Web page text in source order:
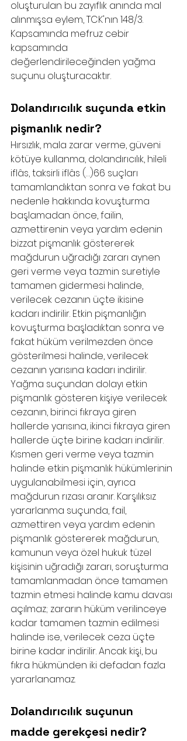
oluşturulan bu zayıflık anında mal
alınmışsa eylem, TCK'nın 148/3.
Kapsamında mefruz cebir
kapsamında
değerlendirileceğinden yağma
suçunu oluşturacaktır.
Dolandırıcılık suçunda etkin
pişmanlık nedir?
Hırsızlık, mala zarar verme, güveni
kötüye kullanma, dolandırıcılık, hileli
iflâs, taksirli iflâs (…)66 suçları
tamamlandıktan sonra ve fakat bu
nedenle hakkında kovuşturma
başlamadan önce, failin,
azmettirenin veya yardım edenin
bizzat pişmanlık göstererek
mağdurun uğradığı zararı aynen
geri verme veya tazmin suretiyle
tamamen gidermesi halinde,
verilecek cezanın üçte ikisine
kadarı indirilir. Etkin pişmanlığın
kovuşturma başladıktan sonra ve
fakat hüküm verilmezden önce
gösterilmesi halinde, verilecek
cezanın yarısına kadarı indirilir.
Yağma suçundan dolayı etkin
pişmanlık gösteren kişiye verilecek
cezanın, birinci fıkraya giren
hallerde yarısına, ikinci fıkraya giren
hallerde üçte birine kadarı indirilir.
Kısmen geri verme veya tazmin
halinde etkin pişmanlık hükümlerinin
uygulanabilmesi için, ayrıca
mağdurun rızası aranır. Karşılıksız
yararlanma suçunda, fail,
azmettiren veya yardım edenin
pişmanlık göstererek mağdurun,
kamunun veya özel hukuk tüzel
kişisinin uğradığı zararı, soruşturma
tamamlanmadan önce tamamen
tazmin etmesi halinde kamu davası
açılmaz; zararın hüküm verilinceye
kadar tamamen tazmin edilmesi
halinde ise, verilecek ceza üçte
birine kadar indirilir. Ancak kişi, bu
fıkra hükmünden iki defadan fazla
yararlanamaz.
Dolandırıcılık suçunun
madde gerekçesi nedir?